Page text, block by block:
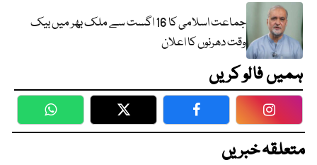
جماعت اسلامی کا 16 اگست سے ملک بھر میں بیک
وقت دھرنوں کا اعلان
ہمیں فالو کریں
WhatsApp Twitter Facebook
متعلقہ خبریں